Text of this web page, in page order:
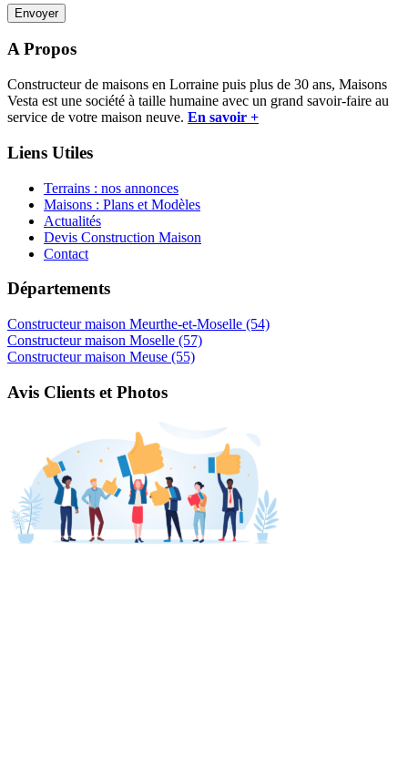
A Propos
Constructeur de maisons en Lorraine puis plus de 30 ans, Maisons
Vesta est une société à taille humaine avec un grand savoir-faire au
service de votre maison neuve. En savoir +
Liens Utiles
Terrains : nos annonces
Maisons : Plans et Modèles
Actualités
Devis Construction Maison
Contact
Départements
Constructeur maison Meurthe-et-Moselle (54)
Constructeur maison Moselle (57)
Constructeur maison Meuse (55)
Avis Clients et Photos